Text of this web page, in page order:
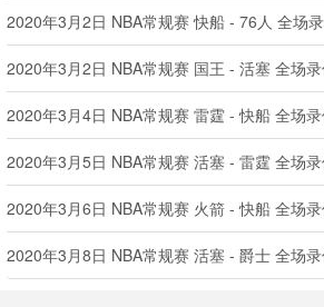
2020年3月2日 NBA常规赛 快船 - 76人 全场
2020年3月2日 NBA常规赛 国王 - 活塞 全场
2020年3月4日 NBA常规赛 雷霆 - 快船 全场
2020年3月5日 NBA常规赛 活塞 - 雷霆 全场
2020年3月6日 NBA常规赛 火箭 - 快船 全场
2020年3月8日 NBA常规赛 活塞 - 爵士 全场